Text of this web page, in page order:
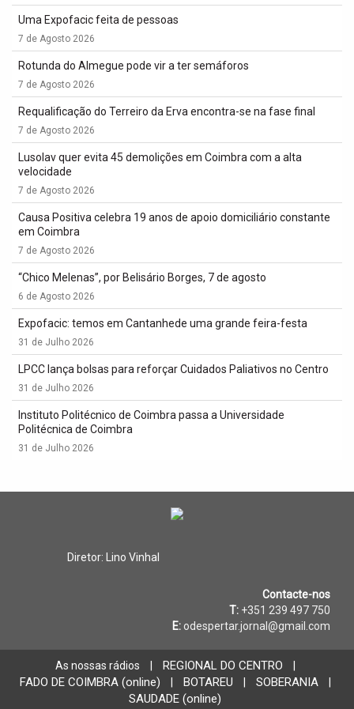
Uma Expofacic feita de pessoas
7 de Agosto 2026
Rotunda do Almegue pode vir a ter semáforos
7 de Agosto 2026
Requalificação do Terreiro da Erva encontra-se na fase final
7 de Agosto 2026
Lusolav quer evita 45 demolições em Coimbra com a alta
velocidade
7 de Agosto 2026
Causa Positiva celebra 19 anos de apoio domiciliário constante
em Coimbra
7 de Agosto 2026
“Chico Melenas”, por Belisário Borges, 7 de agosto
6 de Agosto 2026
Expofacic: temos em Cantanhede uma grande feira-festa
31 de Julho 2026
LPCC lança bolsas para reforçar Cuidados Paliativos no Centro
31 de Julho 2026
Instituto Politécnico de Coimbra passa a Universidade
Politécnica de Coimbra
31 de Julho 2026
Diretor: Lino Vinhal
Contacte-nos
T: +351 239 497 750
E: odespertar.jornal@gmail.com
As nossas rádios REGIONAL DO CENTRO
FADO DE COIMBRA (online) BOTAREU SOBERANIA
SAUDADE (online)